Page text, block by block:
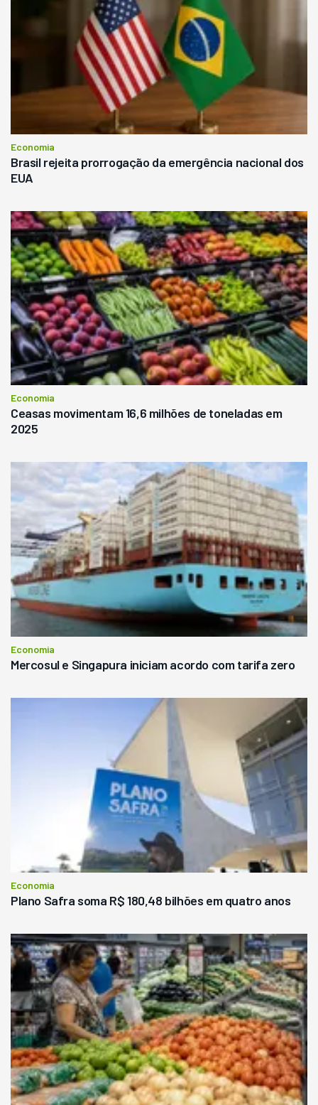
Economia
Brasil rejeita prorrogação da emergência nacional dos
EUA
Economia
Ceasas movimentam 16,6 milhões de toneladas em
2025
Economia
Mercosul e Singapura iniciam acordo com tarifa zero
Economia
Plano Safra soma R$ 180,48 bilhões em quatro anos